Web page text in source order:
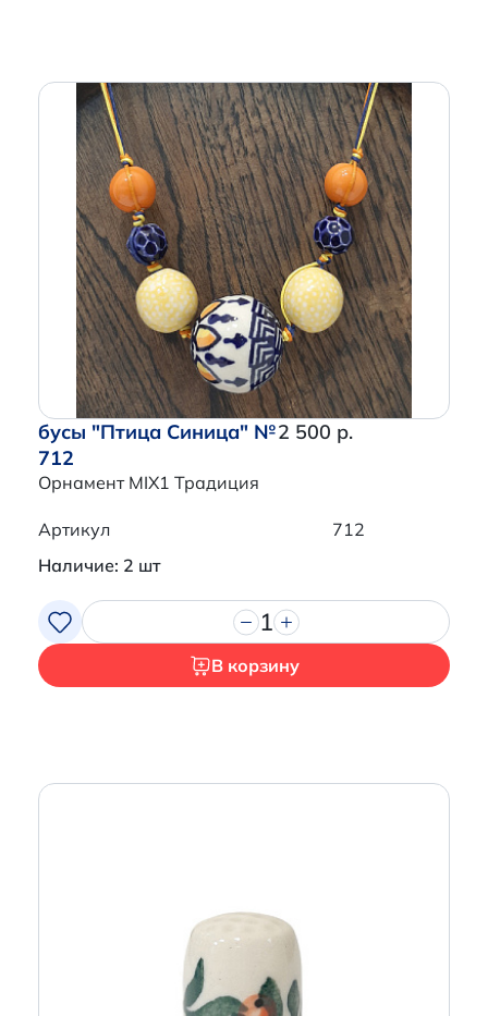
бусы "Птица Синица" №
712
Орнамент MIX1 Традиция
2 500 р.
Артикул
712
Наличие: 2 шт
1
В корзину